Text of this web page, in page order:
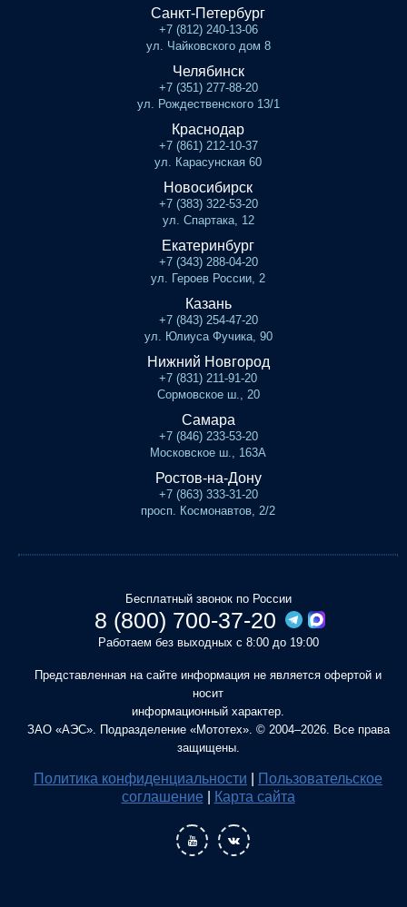
Санкт-Петербург
+7 (812) 240-13-06
ул. Чайковского дом 8
Челябинск
+7 (351) 277-88-20
ул. Рождественского 13/1
Краснодар
+7 (861) 212-10-37
ул. Карасунская 60
Новосибирск
+7 (383) 322-53-20
ул. Спартака, 12
Екатеринбург
+7 (343) 288-04-20
ул. Героев России, 2
Казань
+7 (843) 254-47-20
ул. Юлиуса Фучика, 90
Нижний Новгород
+7 (831) 211-91-20
Сормовское ш., 20
Самара
+7 (846) 233-53-20
Московское ш., 163А
Ростов-на-Дону
+7 (863) 333-31-20
просп. Космонавтов, 2/2
Бесплатный звонок по России
8 (800) 700-37-20
Работаем без выходных с 8:00 до 19:00
Представленная на сайте информация не является офертой и
носит
информационный характер.
ЗАО «АЭС». Подразделение «Мототех». © 2004–2026. Все права
защищены.
Политика конфиденциальности
Пользовательское
соглашение
Карта сайта